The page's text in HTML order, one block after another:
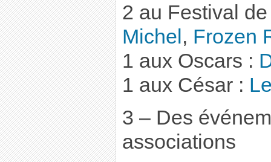
2 au Festival
Michel , Frozen
1 aux Oscars :
1 aux César :
3 – Des
associations